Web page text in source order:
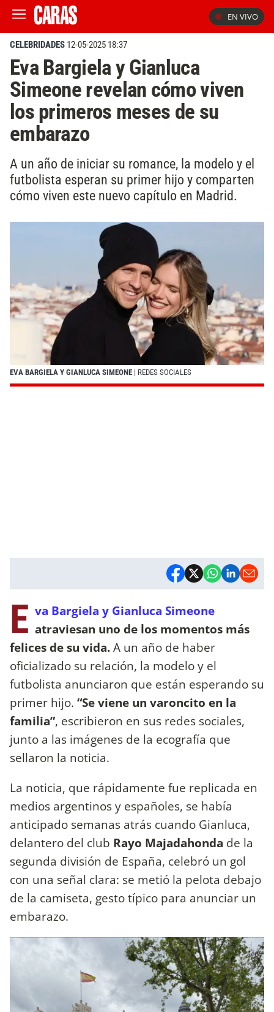
EN VIVO
CELEBRIDADES 12-05-2025 18:37
Eva Bargiela y Gianluca
Simeone revelan cómo viven
los primeros meses de su
embarazo
A un año de iniciar su romance, la modelo y el
futbolista esperan su primer hijo y comparten
cómo viven este nuevo capítulo en Madrid.
EVA BARGIELA Y GIANLUCA SIMEONE | REDES SOCIALES
E va Bargiela y Gianluca Simeone
atraviesan uno de los momentos más
felices de su vida.A un año de haber
oficializado su relación, la modelo y el
futbolista anunciaron que están esperando su
primer hijo. “Se viene un varoncito en la
familia”, escribieron en sus redes sociales,
junto a las imágenes de la ecografía que
sellaron la noticia.
La noticia, que rápidamente fue replicada en
medios argentinos y españoles, se había
anticipado semanas atrás cuando Gianluca,
delantero del club Rayo Majadahonda de la
segunda división de España, celebró un gol
con una señal clara: se metió la pelota debajo
de la camiseta, gesto típico para anunciar un
embarazo.